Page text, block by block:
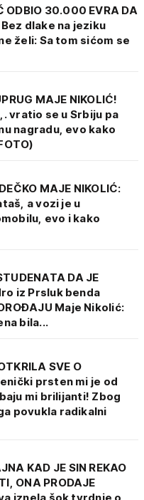
ODBIO 30.000 EVRA DA
Bez dlake na jeziku
želi: Sa tom sićom se
MAJE NIKOLIĆ!
vratio se u Srbiju pa
nagradu, evo kako
MAJE NIKOLIĆ:
a vozi je u
evo i kako
DA JE
iz Prsluk benda
Maje Nikolić:
bila...
SVE O
prsten mi je od
mi brilijanti! Zbog
povukla radikalni
KAD JE SIN REKAO
ONA PRODAJE